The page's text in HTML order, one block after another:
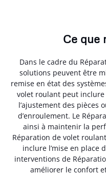
Ce que
Dans le cadre du
solutions peuvent être
remise en état des
volet roulant peut
l’ajustement des pièces
d’enroulement. Le
ainsi à maintenir la
Réparation de volet
inclure l’mise en place
interventions de
améliorer le confort